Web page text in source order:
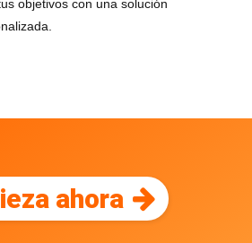
objetivos con una solución
ahora